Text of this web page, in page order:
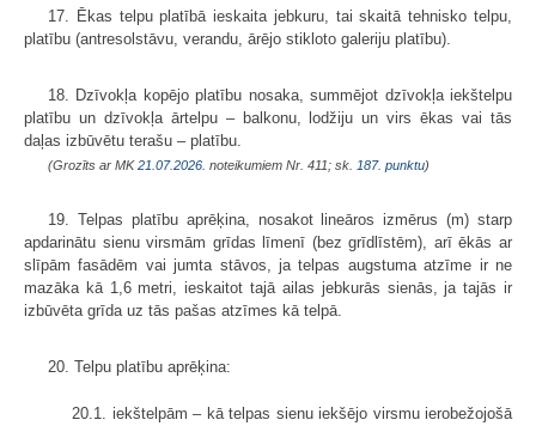
17. Ēkas telpu platībā ieskaita jebkuru, tai skaitā tehnisko telpu,
platību (antresolstāvu, verandu, ārējo stikloto galeriju platību).
18. Dzīvokļa kopējo platību nosaka, summējot dzīvokļa iekštelpu
platību un dzīvokļa ārtelpu – balkonu, lodžiju un virs ēkas vai tās
daļas izbūvētu terašu – platību.
(Grozīts ar MK21.07.2026. noteikumiem Nr. 411; sk. 187. punktu)
19. Telpas platību aprēķina, nosakot lineāros izmērus (m) starp
apdarinātu sienu virsmām grīdas līmenī (bez grīdlīstēm), arī ēkās ar
slīpām fasādēm vai jumta stāvos, ja telpas augstuma atzīme ir ne
mazāka kā 1,6 metri, ieskaitot tajā ailas jebkurās sienās, ja tajās ir
izbūvēta grīda uz tās pašas atzīmes kā telpā.
20. Telpu platību aprēķina:
20.1. iekštelpām – kā telpas sienu iekšējo virsmu ierobežojošā